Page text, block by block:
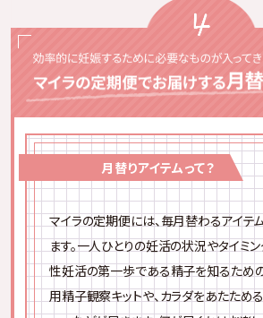
食事に含まれる葉酸とサプリに含まれ
収率に大きな差があります
葉酸はサプリで効率よく摂ろう
せん。また食品から摂取した葉酸のうち体
は50%程度といわれています。
厚生労働省も、葉酸は食事からよりもサプ
推奨しています。
2.数分待つ
※メーカーにより、分数が異なります。
3.判定結果を見る
マイラなら！
判定結果が上手くわからない時も、
※必要のない月は０本をご選択いただくことも
※どれを選んでも月額の金額は変わりません
参照：
ロート製薬
妊娠検査薬の使い方
1.尿をかける
2.約1分待つ
月替りアイテムって？
マイラの定期便には、毎月替わるアイテ
ます。一人ひとりの妊活の状況やタイミ
性妊活の第一歩である精子を知るため
用精子観察キットや、カラダをあたため